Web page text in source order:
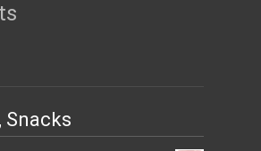
Snacks